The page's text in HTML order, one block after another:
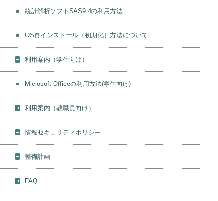
統計解析ソフトSAS9.4の利用方法
OS再インストール（初期化）方法について
利用案内（学生向け）
Microsoft Officeの利用方法(学生向け)
利用案内（教職員向け）
情報セキュリティポリシー
整備計画
FAQ